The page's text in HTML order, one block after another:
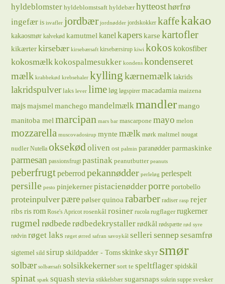
hyldeblomster hyldeblomstsaft hyldebær hytteosthørfrø
ingefær is isvafler jordbær jordnødder jordskokker kaffekakao
kakaosmør kalvekød kamutmel kanelkaperskarse kartofler
kikærterkirsebær kirsebærsaft kirsebærsirup kiwi kokoskokosfiber
kokosmælkkokospalmesukker kondens kondenseret
mælk krabbekød krebsehaler kylling kærnemælk lakrids
lakridspulver laks lever lime løg løgspirer macadamia maizena
majsmajsmel manchego mandelmælkmandler mango
manitoba mel marcipan mars bar mascarpone mayo melon
mozzarella muscovadosirup mynte mælk mørk maltmel nougat
nudler Nutella oksekødoliven ost palmin paranødder parmaskinke
parmesan passionsfrugt pastinak peanutbutter peanuts
peberfrugtpeberrodpekannødder perleløg perlespelt
persille pesto pinjekerner pistacienødderporre portobello
proteinpulverpære pølser quinoa rabarber radiser rasp rejer
ribs risrom Rose's Apricot rosenkål rosiner rucola rugflager rugkerner
rugmel rødbederødbedekrystallerrødkål rødspætte rød syre
rødvin røget laks røget ørred safran savoykål sellerisennepsesamfrø
sigtemel sild sirup skildpadder - Toms skinke skyr smør
solbær solbærsaft solsikkekerner sort te speltflager spidskål
spinat spæk squash stevia stikkelsbær sugarsnaps sukrin suppe svesker